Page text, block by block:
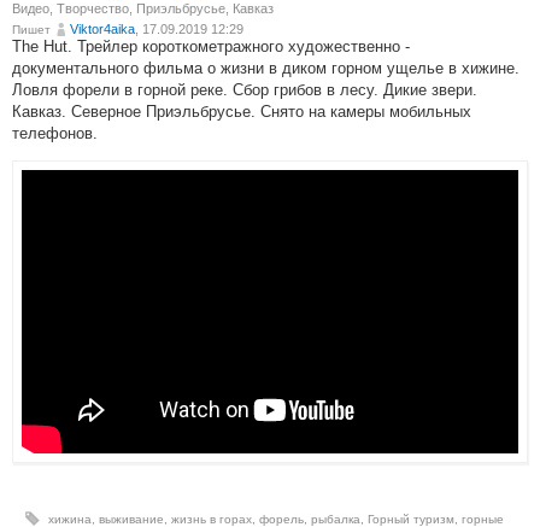
Видео Творчество Приэльбрусье, Кавказ
Пишет Viktor4aika , 17.09.2019 12:29
The Hut. Трейлер короткометражного художественно -
документального фильма о жизни в диком горном ущелье в хижине.
Ловля форели в горной реке. Сбор грибов в лесу. Дикие звери.
Кавказ. Северное Приэльбрусье. Снято на камеры мобильных
телефонов.
хижина выживание жизнь в горах форель рыбалка Горный туризм
горные